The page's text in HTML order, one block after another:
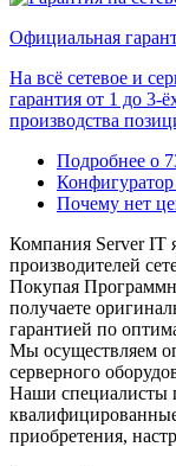
Официальная
На всё сетевое и
гарантия от 1 до 3-
производства
Подробнее о
Конфигуратор
Почему нет
Компания Server IT
производителей
Покупая
получаете
гарантией по
Мы осуществляем
серверного
Наши специалисты
приобретения,